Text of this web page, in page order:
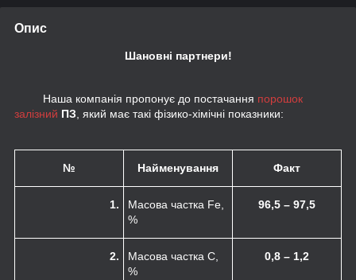
Опис
Шановні партнери!
Наша компанія пропонує до постачання порошок
залізний ПЗ , який має такі фізико-хімічні показники:
№ Найменування Факт
1.
Масова частка Fe,
%
96,5 – 97,5
2.
Масова частка C,
%
0,8 – 1,2